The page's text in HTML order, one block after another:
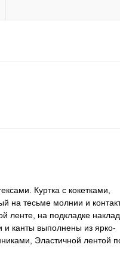
Куртка с кокетками,
на тесьме молнии и
ленте, на подкладке
и канты выполнены из ярко-
Эластичной лентой